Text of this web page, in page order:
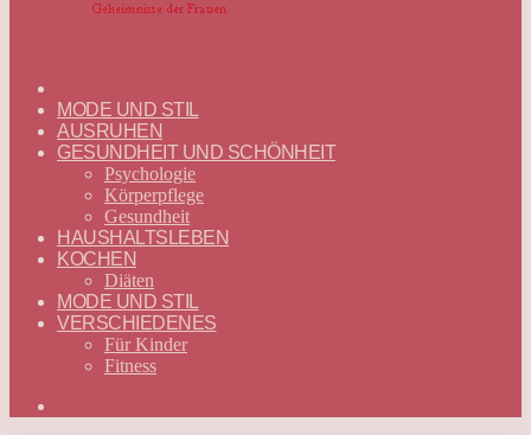
—
DEUTSCH
MODE UND STIL
AUSRUHEN
GESUNDHEIT UND SCHÖNHEIT
Psychologie
Körperpflege
Gesundheit
HAUSHALTSLEBEN
KOCHEN
Diäten
MODE UND STIL
VERSCHIEDENES
Für Kinder
Fitness